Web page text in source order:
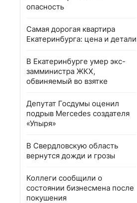
опасность
Самая дорогая квартира
Екатеринбурга: цена и детали
В Екатеринбурге умер экс-
замминистра ЖКХ,
обвиняемый во взятке
Депутат Госдумы оценил
подрыв Mercedes создателя
«Упыря»
В Свердловскую область
вернутся дожди и грозы
Коллеги сообщили о
состоянии бизнесмена после
покушения